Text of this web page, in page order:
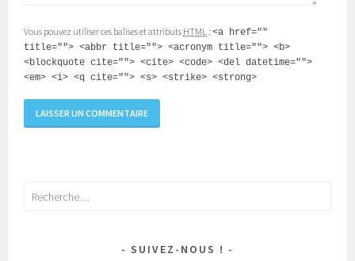
Vous pouvez utiliser ces balises et attributs HTML :<a href=""
title=""> <abbr title=""> <acronym title=""> <b>
<blockquote cite=""> <cite> <code> <del datetime="">
<em> <i> <q cite=""> <s> <strike> <strong>
Rechercher :
SUIVEZ-NOUS !